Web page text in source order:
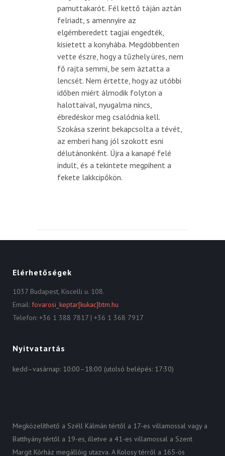
pamuttakarót. Fél kettő táján aztán
felriadt, s amennyire az
elgémberedett tagjai engedték,
kisietett a konyhába. Megdöbbenten
vette észre, hogy a tűzhely üres, nem
fő rajta semmi, be sem áztatta a
lencsét. Nem értette, hogy az utóbbi
időben miért álmodik folyton a
halottaival, nyugalma nincs,
ébredéskor meg csalódnia kell.
Szokása szerint bekapcsolta a tévét,
az emberi hang jól szokott esni
délutánonként. Újra a kanapé felé
indult, és a tekintete megpihent a
fekete lakkcipőkön.
Elérhetőségek
1037 Budapest, Kiscelli u. 108.
Email: fovarosi_keptar[kukac]btm.hu
Telefon: +36 1 388 7817 | +36 1 368 7917
Nyitvatartás
kedd–vasárnap: 10:00–18:00 (utolsó belépés: 17:30)
Megközelíthető a Széll Kálmán tértől a 17-es villamossal vagy a
Batthyány tértől a 19-es, illetve a 41-es villamossal a Szent
Margit Kórház megállóig utazva. A Kolosy térről a 165-ös